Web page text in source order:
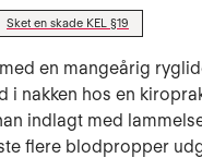
Sket en skade KEL §19
en mangeårig
i nakken hos en
indlagt med
flere blodpropper